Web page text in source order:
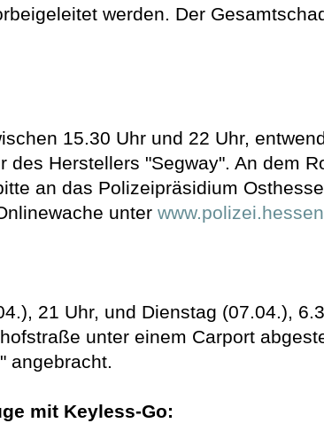
werden. Der
15.30 Uhr und 22 Uhr,
des Herstellers "Segway". An dem
an das Polizeipräsidium
unter
21 Uhr, und Dienstag (07.04.),
unter einem Carport
angebracht.
mit Keyless-Go: